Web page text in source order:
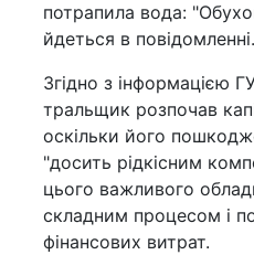
потрапила вода:
йдеться в повідомленні.
Згідно з інформацією
тральщик розпочав
оскільки його
"досить рідкісним
цього важливого
складним процесом і
фінансових витрат.